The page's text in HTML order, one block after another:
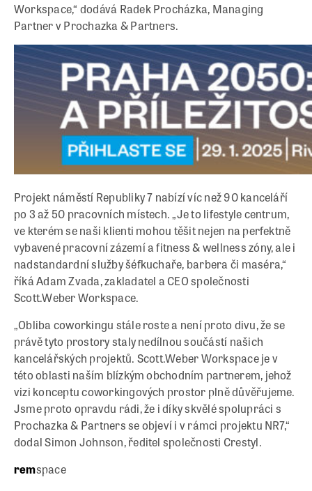
Workspace,“ dodává Radek Procházka, Managing
Partner v Prochazka & Partners.
Projekt náměstí Republiky 7 nabízí víc než 90 kanceláří
po 3 až 50 pracovních místech. „Je to lifestyle centrum,
ve kterém se naši klienti mohou těšit nejen na perfektně
vybavené pracovní zázemí a fitness & wellness zóny, ale i
nadstandardní služby šéfkuchaře, barbera či maséra,“
říká Adam Zvada, zakladatel a CEO společnosti
Scott.Weber Workspace.
„Obliba coworkingu stále roste a není proto divu, že se
právě tyto prostory staly nedílnou součástí našich
kancelářských projektů. Scott.Weber Workspace je v
této oblasti naším blízkým obchodním partnerem, jehož
vizi konceptu coworkingových prostor plně důvěřujeme.
Jsme proto opravdu rádi, že i díky skvělé spolupráci s
Prochazka & Partners se objeví i v rámci projektu NR7,“
dodal Simon Johnson, ředitel společnosti Crestyl.
remspace